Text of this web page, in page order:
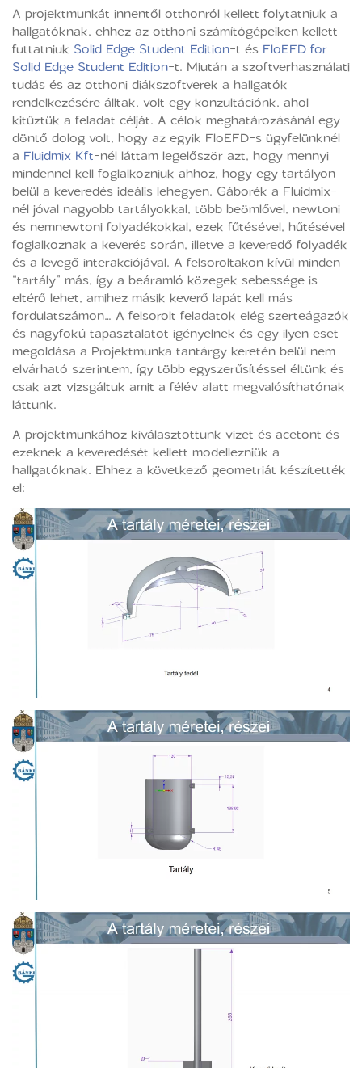
A projektmunkát innentől otthonról kellett folytatniuk a
hallgatóknak, ehhez az otthoni számítógépeiken kellett
futtatniuk Solid Edge Student Edition-t és FloEFD for
Solid Edge Student Edition-t. Miután a szoftverhasználati
tudás és az otthoni diákszoftverek a hallgatók
rendelkezésére álltak, volt egy konzultációnk, ahol
kitűztük a feladat célját. A célok meghatározásánál egy
döntő dolog volt, hogy az egyik FloEFD-s ügyfelünknél
a Fluidmix Kft-nél láttam legelőször azt, hogy mennyi
mindennel kell foglalkozniuk ahhoz, hogy egy tartályon
belül a keveredés ideális lehegyen. Gáborék a Fluidmix-
nél jóval nagyobb tartályokkal, több beömlővel, newtoni
és nemnewtoni folyadékokkal, ezek fűtésével, hűtésével
foglalkoznak a keverés során, illetve a keveredő folyadék
és a levegő interakciójával. A felsoroltakon kívül minden
“tartály” más, így a beáramló közegek sebessége is
eltérő lehet, amihez másik keverő lapát kell más
fordulatszámon… A felsorolt feladatok elég szerteágazók
és nagyfokú tapasztalatot igényelnek és egy ilyen eset
megoldása a Projektmunka tantárgy keretén belül nem
elvárható szerintem, így több egyszerűsítéssel éltünk és
csak azt vizsgáltuk amit a félév alatt megvalósíthatónak
láttunk.
A projektmunkához kiválasztottunk vizet és acetont és
ezeknek a keveredését kellett modellezniük a
hallgatóknak. Ehhez a következő geometriát készítették
el: